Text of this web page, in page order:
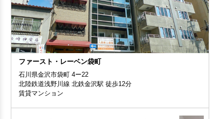
ファースト・レーベン袋町
石川県金沢市袋町 4ー22
北陸鉄道浅野川線 北鉄金沢駅 徒歩12分
賃貸マンション